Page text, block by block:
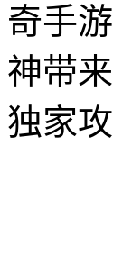
奇手
神带
独家